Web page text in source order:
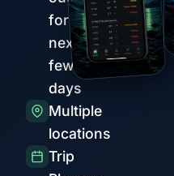
for the
next
few
days
Multiple
locations
Trip